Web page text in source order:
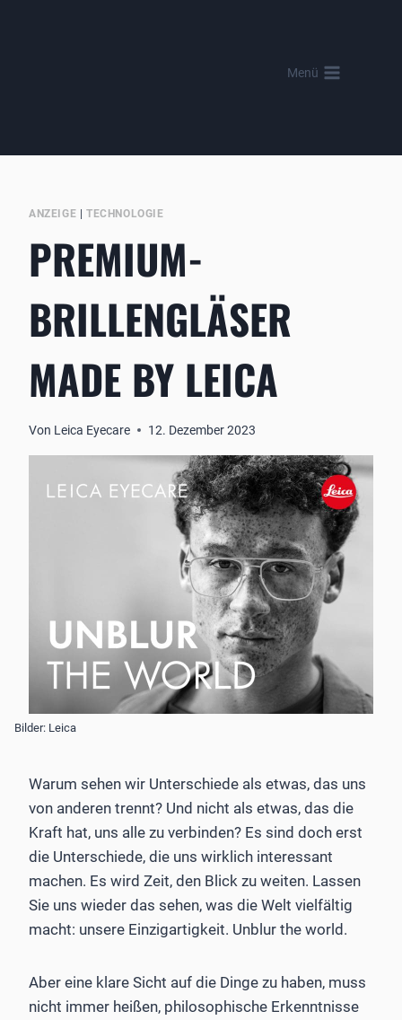
Menü
ANZEIGE TECHNOLOGIE
PREMIUM-
BRILLENGLÄSER
MADE BY LEICA
Von Leica Eyecare 12. Dezember 2023
Bilder: Leica
Warum sehen wir Unterschiede als etwas, das uns
von anderen trennt? Und nicht als etwas, das die
Kraft hat, uns alle zu verbinden? Es sind doch erst
die Unterschiede, die uns wirklich interessant
machen. Es wird Zeit, den Blick zu weiten. Lassen
Sie uns wieder das sehen, was die Welt vielfältig
macht: unsere Einzigartigkeit. Unblur the world.
Aber eine klare Sicht auf die Dinge zu haben, muss
nicht immer heißen, philosophische Erkenntnisse